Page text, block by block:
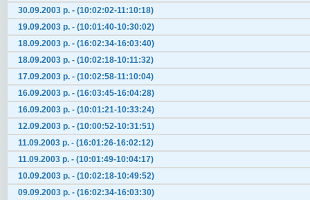
30.09.2003 р. - (10:02:02-11:10:18)
19.09.2003 р. - (10:01:40-10:30:02)
18.09.2003 р. - (16:02:34-16:03:40)
18.09.2003 р. - (10:02:18-10:11:32)
17.09.2003 р. - (10:02:58-11:10:04)
16.09.2003 р. - (16:03:45-16:04:28)
16.09.2003 р. - (10:01:21-10:33:24)
12.09.2003 р. - (10:00:52-10:31:51)
11.09.2003 р. - (16:01:26-16:02:12)
11.09.2003 р. - (10:01:49-10:04:17)
10.09.2003 р. - (10:02:18-10:49:52)
09.09.2003 р. - (16:02:34-16:03:30)